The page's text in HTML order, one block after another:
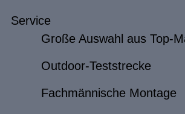
Service
Große Auswahl aus Top-
Outdoor-Teststrecke
Fachmännische Montage